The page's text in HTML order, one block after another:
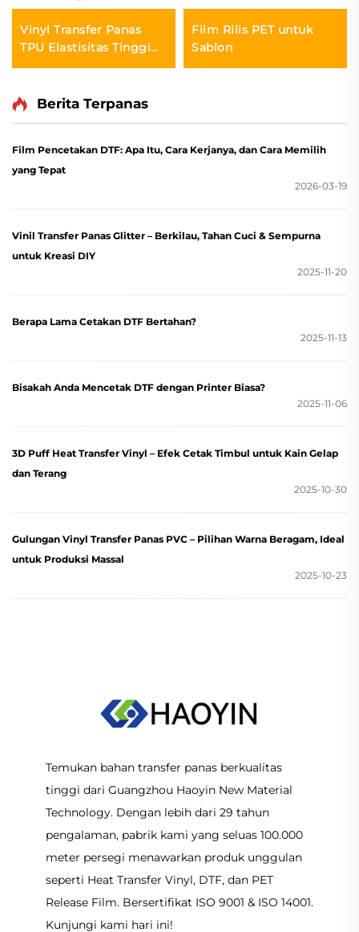
Vinyl Transfer Panas
TPU Elastisitas Tinggi
Sempurna untuk
Film Rilis PET untuk
Sablon
Berita Terpanas
Film Pencetakan DTF: Apa Itu, Cara Kerjanya, dan Cara Memilih
yang Tepat
2026-03-19
Vinil Transfer Panas Glitter – Berkilau, Tahan Cuci & Sempurna
untuk Kreasi DIY
2025-11-20
Berapa Lama Cetakan DTF Bertahan?
2025-11-13
Bisakah Anda Mencetak DTF dengan Printer Biasa?
2025-11-06
3D Puff Heat Transfer Vinyl – Efek Cetak Timbul untuk Kain Gelap
dan Terang
2025-10-30
Gulungan Vinyl Transfer Panas PVC – Pilihan Warna Beragam, Ideal
untuk Produksi Massal
2025-10-23
Temukan bahan transfer panas berkualitas
tinggi dari Guangzhou Haoyin New Material
Technology. Dengan lebih dari 29 tahun
pengalaman, pabrik kami yang seluas 100.000
meter persegi menawarkan produk unggulan
seperti Heat Transfer Vinyl, DTF, dan PET
Release Film. Bersertifikat ISO 9001 & ISO 14001.
Kunjungi kami hari ini!